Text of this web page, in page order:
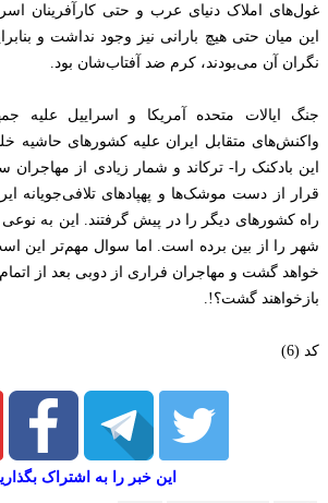
غول‌های املاک دنیای عرب و حتی کارآفرینان
این میان حتی هیچ بارانی نیز وجود نداشت و
نگران آن می‌بودند، کرم ضد آفتاب‌شان بود.
جنگ ایالات متحده آمریکا و اسراییل علیه
واکنش‌های متقابل ایران علیه کشورهای حاشیه
این بادکنک را- ترکاند و شمار زیادی از
قرار از دست موشک‌ها و پهپادهای تلافی‌جویانه
راه کشورهای دیگر را در پیش گرفتند. این به
شهر را از بین برده است. اما سوال مهم‌تر این
خواهد گشت و مهاجران فراری از دوبی بعد از
بازخواهند گشت؟!.
کد (6)
این خبر را به اشتراک